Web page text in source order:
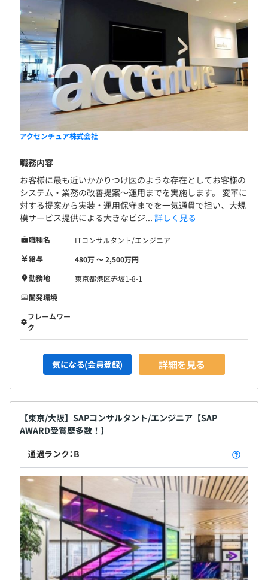
アクセンチュア株式会社
職務内容
お客様に最も近いかかりつけ医のような存在としてお客様の
システム・業務の改善提案～運用までを実施します。 変革に
対する提案から実装・運用保守までを一気通貫で担い、大規
模サービス提供による大きなビジ... 詳しく見る
職種名
ITコンサルタント/エンジニア
給与
480万 〜 2,500万円
勤務地
東京都港区赤坂1-8-1
開発環境
フレームワー
ク
気になる(会員登録) 詳細を見る
【東京/大阪】SAPコンサルタント/エンジニア【SAP
AWARD受賞歴多数！】
通過ランク：B